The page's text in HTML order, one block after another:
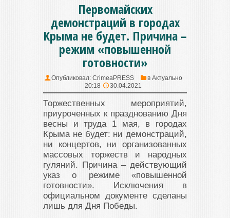
Первомайских
демонстраций в городах
Крыма не будет. Причина –
режим «повышенной
готовности»
Опубликовал: CrimeaPRESS в Актуально
20:18
30.04.2021
Торжественных мероприятий,
приуроченных к празднованию Дня
весны и труда 1 мая, в городах
Крыма не будет: ни демонстраций,
ни концертов, ни организованных
массовых торжеств и народных
гуляний. Причина – действующий
указ о режиме «повышенной
готовности». Исключения в
официальном документе сделаны
лишь для Дня Победы.